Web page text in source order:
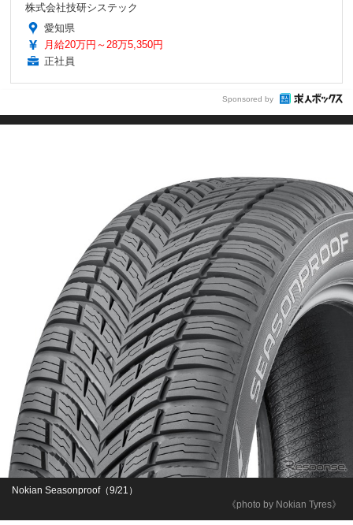
株式会社技研システック
愛知県
月給20万円～28万5,350円
正社員
Sponsored by
《photo by Nokian Tyres》
Nokian Seasonproof（9/21）